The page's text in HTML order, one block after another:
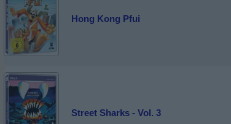
Hong Kong Pfui
Street Sharks - Vol. 3